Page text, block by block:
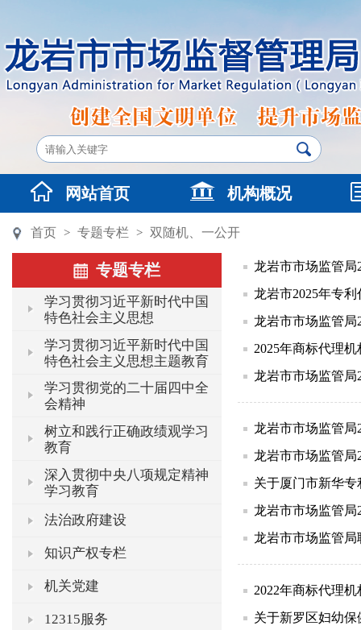
网站首页 机构概况
首页 > 专题专栏 > 双随机、一公开
专题专栏
学习贯彻习近平新时代中国
特色社会主义思想
学习贯彻习近平新时代中国
特色社会主义思想主题教育
学习贯彻党的二十届四中全
会精神
树立和践行正确政绩观学习
教育
深入贯彻中央八项规定精神
学习教育
法治政府建设
知识产权专栏
机关党建
12315服务
龙岩市市场监管局
龙岩市2025年专
龙岩市市场监管局
2025年商标代理
龙岩市市场监管局
龙岩市市场监管局
龙岩市市场监管局
关于厦门市新华
龙岩市市场监管局
龙岩市市场监管局
2022年商标代理
关于新罗区妇幼